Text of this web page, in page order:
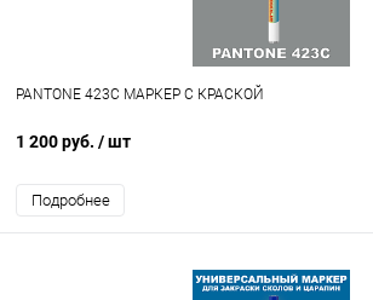
PANTONE 423C МАРКЕР С КРАСКОЙ
1 200 руб. / шт
Подробнее